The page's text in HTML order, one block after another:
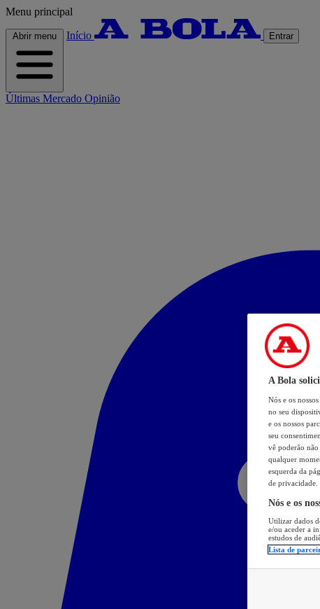
Menu principal
Abrir menu Início Entrar
Últimas Mercado Opinião
A Bola
Nós e os nossos
no seu
e os nossos
seu
vê poderão não
qualquer
esquerda da
de privacidade.
Nós e os
Utilizar dados
e/ou aceder a
estudos de
Lista de